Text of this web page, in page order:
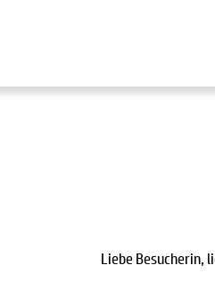
Liebe Besucherin,